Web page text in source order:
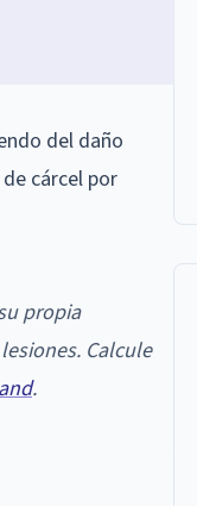
del daño
cárcel por
propia
Calcule
.